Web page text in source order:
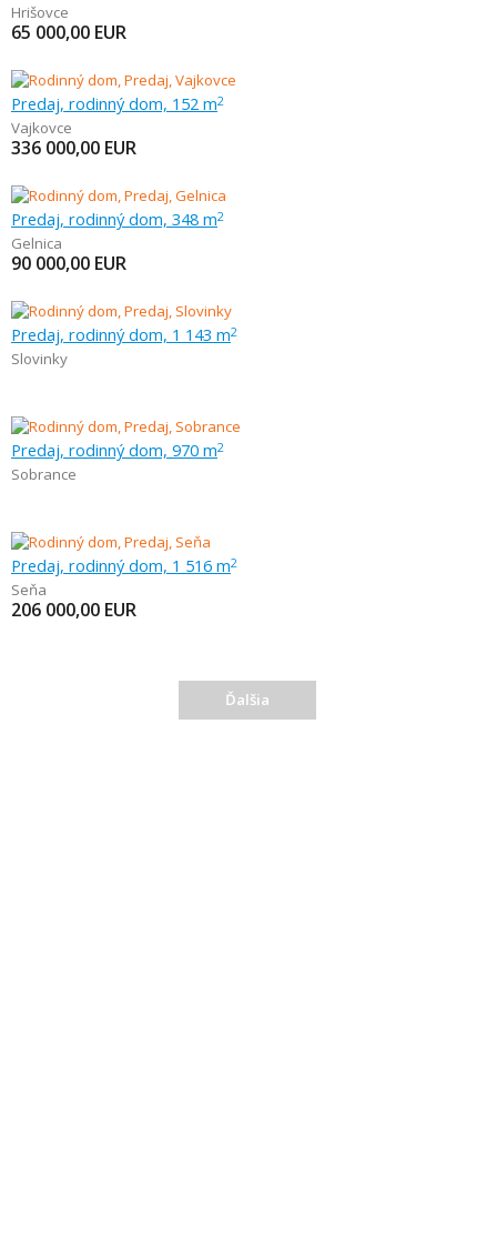
Hrišovce
65 000,00 EUR
Predaj, rodinný dom, 152 m2
Vajkovce
336 000,00 EUR
Predaj, rodinný dom, 348 m2
Gelnica
90 000,00 EUR
Predaj, rodinný dom, 1 143 m2
Slovinky
Predaj, rodinný dom, 970 m2
Sobrance
Predaj, rodinný dom, 1 516 m2
Seňa
206 000,00 EUR
Ďalšia